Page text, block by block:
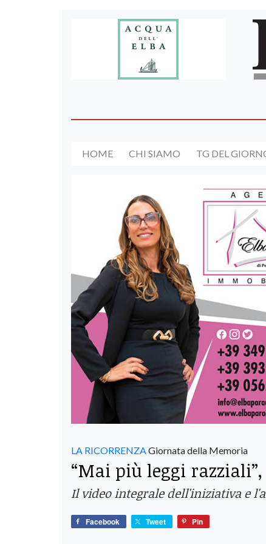
HOME CHI SIAMO TG DEL
LA RICORRENZA Giornata della Memoria
“Mai più leggi
Il video integrale dell'iniziativa e
Facebook Tweet Pin